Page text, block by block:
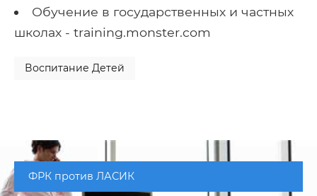
Обучение в государственных и частных
школах - training.monster.com
Воспитание Детей
ФРК против ЛАСИК